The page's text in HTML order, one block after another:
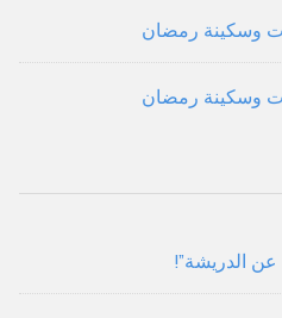
وسكينة رمضان
وسكينة رمضان
عن الدريشة”!